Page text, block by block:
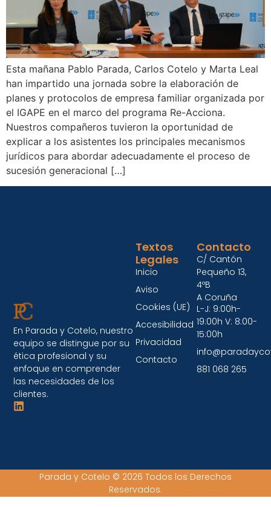
Esta mañana Pablo Parada, Carlos Cotelo y Marta Leal
han impartido una jornada sobre la elaboración de
planes y protocolos de empresa familiar organizada por
el IGAPE en el marco del programa Re-Acciona.
Nuestros compañeros tuvieron la oportunidad de
explicar a los asistentes los principales mecanismos
jurídicos para abordar adecuadamente el proceso de
sucesión generacional […]
En Parada y Cotelo, nuestro
equipo se distingue por su
ética profesional y su
enfoque en comprender
las necesidades de los
clientes.
Contacto
C/ Cantón
Pequeño 13,
4ºB
A Coruña
L-J: 9:00h-
19:00h V: 8:00-
15:00h
881 068 265
Textos
Legales
Inicio
Aviso
Cookies (UE)
Accesibilidad
Privacidad
Contacto
Parada y Cotelo © 2026 Todos los Derechos
Reservados.